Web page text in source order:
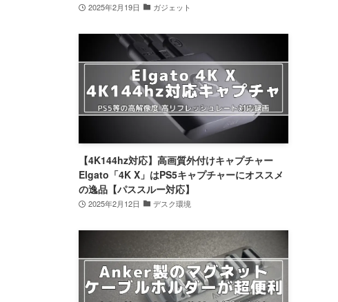
2025年2月19日 ガジェット
【4K144hz対応】高画質外付けキャプチャー
Elgato「4K X」はPS5キャプチャーにオススメ
の逸品【パススルー対応】
2025年2月12日 デスク環境